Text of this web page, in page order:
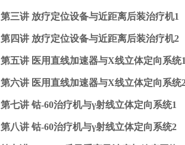
第三讲 放疗定位设备与近距离后装治疗机1
第四讲 放疗定位设备与近距离后装治疗机2
第五讲 医用直线加速器与X线立体定向系统
第六讲 医用直线加速器与X线立体定向系统
第七讲 钴-60治疗机与γ射线立体定向系统1
第八讲 钴-60治疗机与γ射线立体定向系统2